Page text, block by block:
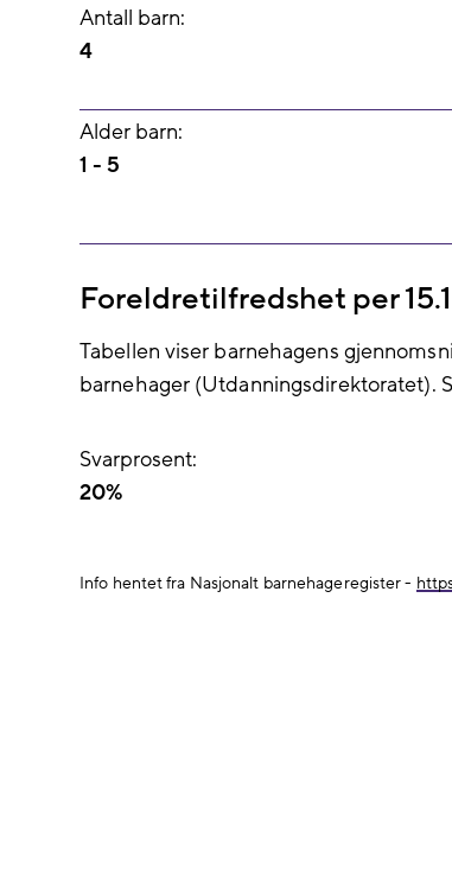
Antall barn:
4
Alder barn:
1 - 5
Foreldretilfredshet per
Tabellen viser barnehagens
barnehager (Utdanningsdirektoratet).
Svarprosent:
20%
Info hentet fra Nasjonalt barnehageregister -